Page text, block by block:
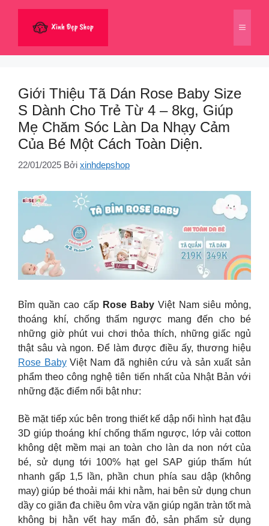
dung
Menu
Giới Thiệu Tã Dán Rose Baby Size
S Dành Cho Trẻ Từ 4 – 8kg, Giúp
Mẹ Chăm Sóc Làn Da Nhạy Cảm
Của Bé Một Cách Toàn Diện.
22/01/2025 Bởi xinhdepshop
Bỉm quần cao cấp Rose Baby Việt Nam siêu mỏng,
thoáng khí, chống thấm ngược mang đến cho bé
những giờ phút vui chơi thỏa thích, những giấc ngủ
thật sâu và ngon. Để làm được điều ấy, thương hiệu
Rose BabyViệt Nam đã nghiên cứu và sản xuất sản
phẩm theo công nghệ tiên tiến nhất của Nhật Bản với
những đặc điểm nổi bật như:
Bề mặt tiếp xúc bên trong thiết kế dập nổi hình hạt đậu
3D giúp thoáng khí chống thấm ngược, lớp vải cotton
không dệt mềm mại an toàn cho làn da non nớt của
bé, sử dụng tới 100% hạt gel SAP giúp thấm hút
nhanh gấp 1,5 lần, phần chun phía sau dập (không
may) giúp bé thoải mái khi nằm, hai bên sử dụng chun
dầy co giãn đa chiều ôm vừa vặn giúp ngăn tràn tốt mà
không bị hằn vết hay mẩn đỏ, sản phẩm sử dụng